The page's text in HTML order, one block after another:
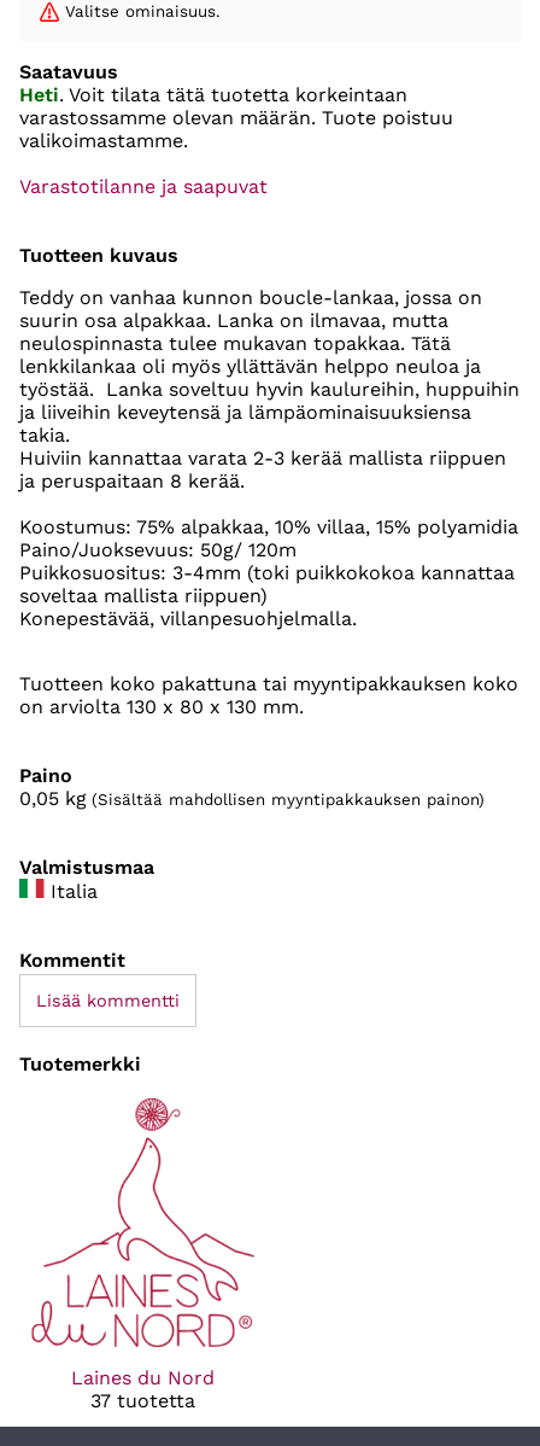
Valitse ominaisuus.
Saatavuus
Heti. Voit tilata tätä tuotetta korkeintaan
varastossamme olevan määrän. Tuote poistuu
valikoimastamme.
Varastotilanne ja saapuvat
Tuotteen kuvaus
Teddy on vanhaa kunnon boucle-lankaa, jossa on
suurin osa alpakkaa. Lanka on ilmavaa, mutta
neulospinnasta tulee mukavan topakkaa. Tätä
lenkkilankaa oli myös yllättävän helppo neuloa ja
työstää. Lanka soveltuu hyvin kaulureihin, huppuihin
ja liiveihin keveytensä ja lämpäominaisuuksiensa
takia.
Huiviin kannattaa varata 2-3 kerää mallista riippuen
ja peruspaitaan 8 kerää.
Koostumus: 75% alpakkaa, 10% villaa, 15% polyamidia
Paino/Juoksevuus: 50g/ 120m
Puikkosuositus: 3-4mm (toki puikkokokoa kannattaa
soveltaa mallista riippuen)
Konepestävää, villanpesuohjelmalla.
Tuotteen koko pakattuna tai myyntipakkauksen koko
on arviolta 130 x 80 x 130 mm.
Paino
0,05 kg (Sisältää mahdollisen myyntipakkauksen painon)
Valmistusmaa
Italia
Kommentit
Lisää kommentti
Tuotemerkki
Laines du Nord
37 tuotetta